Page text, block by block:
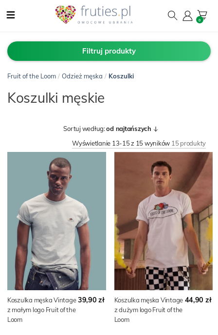
0
Filtruj produkty
Fruit of the Loom / Odzież męska / Koszulki
Koszulki męskie
Sortuj według:od najtańszych
Wyświetlanie 13-15 z 15 wyników 15 produkty
Koszulka męska Vintage
z małym logo Fruit of the
Loom
39,90 zł
Koszulka męska Vintage
z dużym logo Fruit of the
Loom
44,90 zł